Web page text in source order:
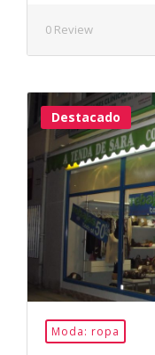
0 Review
Destacado
Moda: ropa